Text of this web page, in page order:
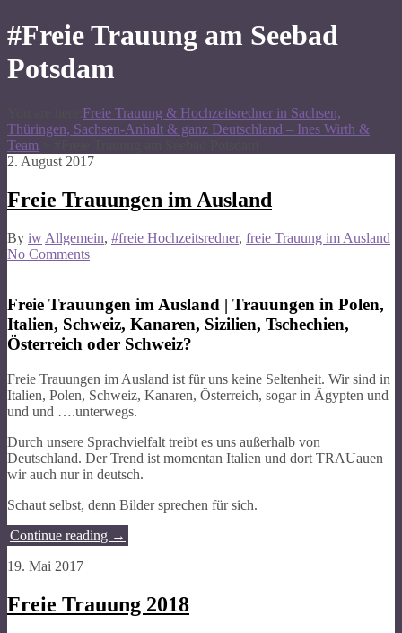
#Freie Trauung am Seebad
Potsdam
Freie Trauung & Hochzeitsredner in Sachsen,
Thüringen, Sachsen-Anhalt & ganz Deutschland – Ines Wirth &
Team
2. August 2017
Freie Trauungen im Ausland
By iw Allgemein, #freie Hochzeitsredner, freie Trauung im Ausland
No Comments
Freie Trauungen im Ausland | Trauungen in Polen,
Italien, Schweiz, Kanaren, Sizilien, Tschechien,
Österreich oder Schweiz?
Freie Trauungen im Ausland ist für uns keine Seltenheit. Wir sind in
Italien, Polen, Schweiz, Kanaren, Österreich, sogar in Ägypten und
und und ….unterwegs.
Durch unsere Sprachvielfalt treibt es uns außerhalb von
Deutschland. Der Trend ist momentan Italien und dort TRAUauen
wir auch nur in deutsch.
Schaut selbst, denn Bilder sprechen für sich.
Continue reading →
19. Mai 2017
Freie Trauung 2018